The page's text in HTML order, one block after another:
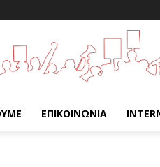
ΕΠΙΚΟΙΝΩΝΊΑ